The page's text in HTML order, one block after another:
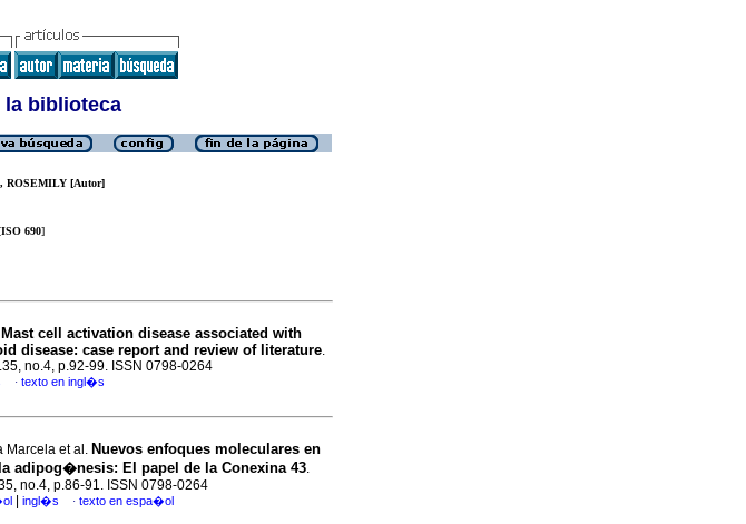
la biblioteca
ROSEMILY [Autor]
ISO 690]
Mast cell activation disease associated with
disease: case report and review of literature.
no.4, p.92-99. ISSN 0798-0264
· texto en ingl�s
Marcela et al. Nuevos enfoques moleculares en
adipog�nesis: El papel de la Conexina 43.
no.4, p.86-91. ISSN 0798-0264
ingl�s · texto en espa�ol